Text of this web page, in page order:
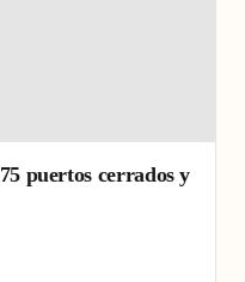
puertos cerrados y